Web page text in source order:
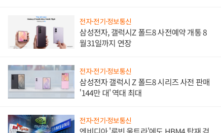
전자·전기·정보통신
삼성전자, 갤럭시Z 폴드8 사전예약 개통 8
월31일까지 연장
전자·전기·정보통신
삼성전자 갤럭시 Z 폴드8 시리즈 사전 판매
'144만 대' 역대 최대
전자·전기·정보통신